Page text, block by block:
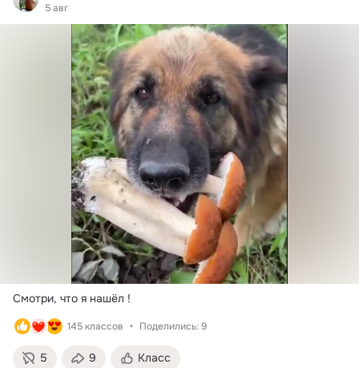
5 авг
Смотри, что я нашёл !
145 классов Поделились: 9
5 9 Класс